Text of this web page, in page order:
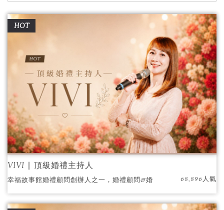
HOT
VIVI ∣ 頂級婚禮主持人
幸福故事館婚禮顧問創辦人之一，婚禮顧問&婚
多家媒體採訪，自然親切如好朋友般的婚禮主
68,896人氣